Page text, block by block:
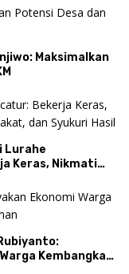
Maksimalkan
Lurahe
Keras, Nikmati
Kembangkan